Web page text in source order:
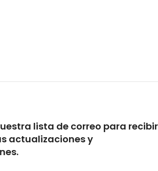
lista de correo para recibir
actualizaciones y